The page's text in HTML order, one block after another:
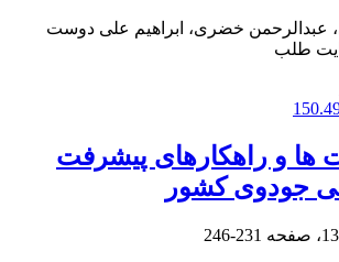
عبدالرحمن خضری، ابراهیم علی دوست
طلب
ها و راهکارهای پیشرفت
جودوی کشور
231-246